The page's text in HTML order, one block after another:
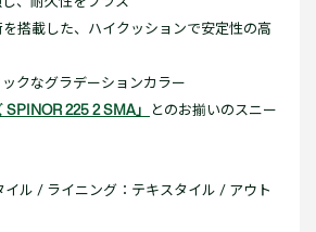
を搭載した、ハイクッションで安定性の高
ックなグラデーションカラー
SPINOR 225 2 SMA」 とのお揃いのスニー
イル / ライニング：テキスタイル / アウト